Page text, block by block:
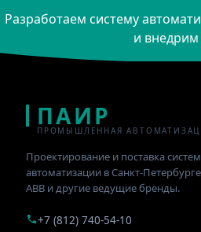
Разработаем систему
и внедрим
ПАИР
ПРОМЫШЛЕННАЯ
Проектирование и поставка
автоматизации в Санкт-
ABB и другие ведущие бренды.
+7 (812) 740-54-10